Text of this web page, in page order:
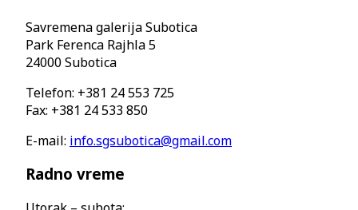
Savremena galerija Subotica
Park Ferenca Rajhla 5
24000 Subotica
Telefon: +381 24 553 725
Fax: +381 24 533 850
E-mail: info.sgsubotica@gmail.com
Radno vreme